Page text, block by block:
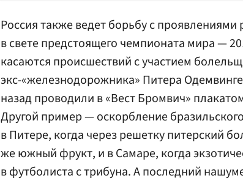
Россия также ведет борьбу с
в свете предстоящего чемпионата мира —
касаются происшествий с участием
экс-«железнодорожника» Питера
назад проводили в «Вест Бромвич»
Другой пример — оскорбление
в Питере, когда через решетку питерский
же южный фрукт, и в Самаре, когда
в футболиста с трибуна. А последний